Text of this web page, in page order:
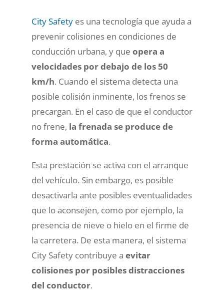
City Safetyes una tecnología que ayuda a
prevenir colisiones en condiciones de
conducción urbana, y que opera a
velocidades por debajo de los 50
km/h. Cuando el sistema detecta una
posible colisión inminente, los frenos se
precargan. En el caso de que el conductor
no frene, la frenada se produce de
forma automática.
Esta prestación se activa con el arranque
del vehículo. Sin embargo, es posible
desactivarla ante posibles eventualidades
que lo aconsejen, como por ejemplo, la
presencia de nieve o hielo en el firme de
la carretera. De esta manera, el sistema
City Safety contribuye a evitar
colisiones por posibles distracciones
del conductor.